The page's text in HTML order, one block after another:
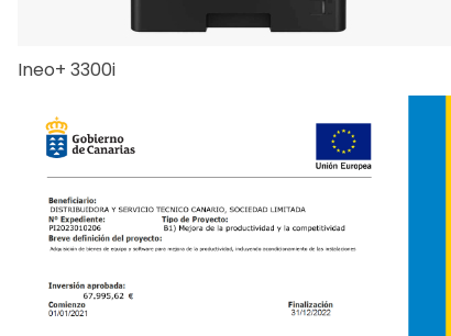
Ineo+ 3300i